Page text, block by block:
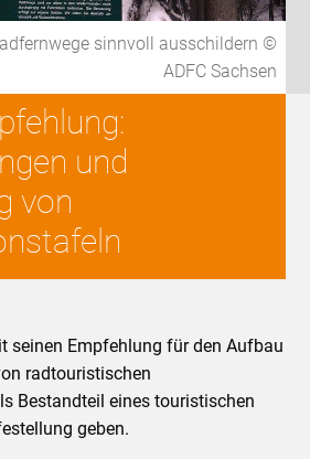
sinnvoll ausschildern ©
ADFC Sachsen
und
von
seinen Empfehlung für den Aufbau
radtouristischen
Bestandteil eines touristischen
geben.